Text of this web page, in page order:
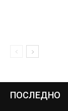
ПОСЛЕДНО